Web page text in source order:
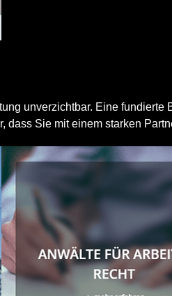
unverzichtbar. Eine fundierte
Sie mit einem starken